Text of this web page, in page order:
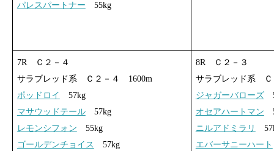
パレスパートナー 55kg
7R Ｃ２－４
サラブレッド系 Ｃ２－４ 1600m
ポッドロイ
57kg
マサウッドテール57kg
レモンシフォン 55kg
ゴールデンチョイス
57kg
8R Ｃ２－３
サラブレッド系
ジャガーバローズ
オセアハートマン
ニルアドミラリ
エバーサニーハート